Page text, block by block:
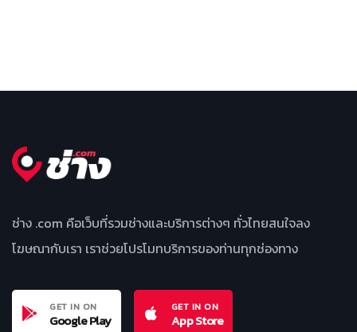
ช่าง .com คือเว็บที่รวมช่างและบริการต่างๆ ทั่วไทยสนใจลง
โฆษณากับเรา เราช่วยโปรโมทบริการของท่านทุกช่องทาง
GET IN ON
Google Play
GET IN ON
App Store